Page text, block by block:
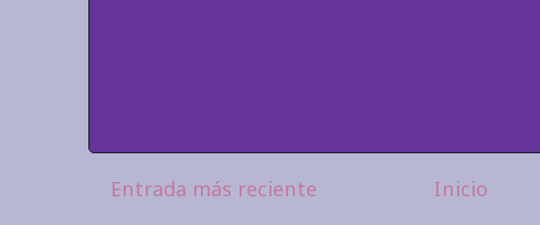
Entrada más reciente Inicio